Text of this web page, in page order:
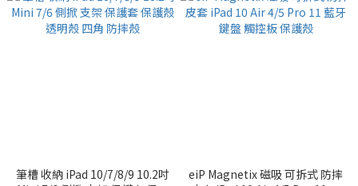
筆槽 收納 iPad 10/7/8/9 10.2吋
eiP Magnetix 磁吸 可拆式 防摔